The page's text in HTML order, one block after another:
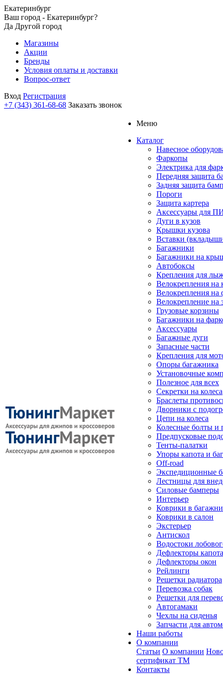
Екатеринбург
Ваш город - Екатеринбург?
Да Другой город
Магазины
Акции
Бренды
Условия оплаты и доставки
Вопрос-ответ
Вход Регистрация
+7 (343) 361-68-68 Заказать звонок
Меню
Каталог
Навесное
Фаркопы
Электрика для
Передняя защита
Задняя защита
Пороги
Защита картера
Аксессуары для
Дуги в кузов
Крышки кузова
Вставки
Багажники
Багажники на
Автобоксы
Крепления для
Велокрепления
Велокрепления на
Велокрепление на
Грузовые корзины
Багажники на
Аксессуары
Багажные дуги
Запасные части
Крепления для
Опоры багажника
Установочные
Полезное для всех
Секретки на колеса
Браслеты
Дворники с
Цепи на колеса
Колесные болты и
Предпусковые
Тенты-палатки
Упоры капота и
Off-road
Экспедиционные
Лестницы для
Силовые бамперы
Интерьер
Коврики в
Коврики в салон
Экстерьер
Антискол
Водостоки
Дефлекторы капота
Дефлекторы окон
Рейлинги
Решетки радиатора
Перевозка собак
Решетки для
Автогамаки
Чехлы на сиденья
Запчасти для
Наши работы
О компании
Статьи О компании
сертификат ТМ
Контакты